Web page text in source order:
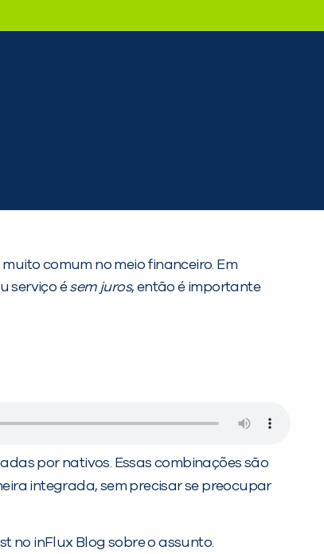
comum no meio financeiro. Em
serviço ésem juros, então é importante
por nativos. Essas combinações são
integrada, sem precisar se preocupar
no inFlux Blog sobre o assunto.